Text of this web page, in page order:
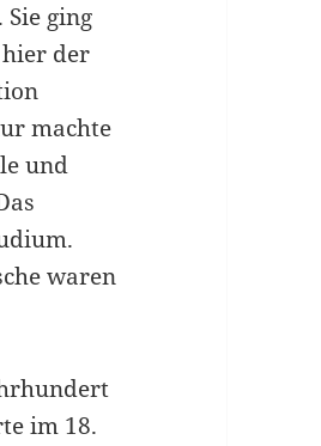
ging
der
machte
und
waren
im 18.